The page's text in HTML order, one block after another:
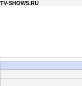
TV-SHOWS.RU